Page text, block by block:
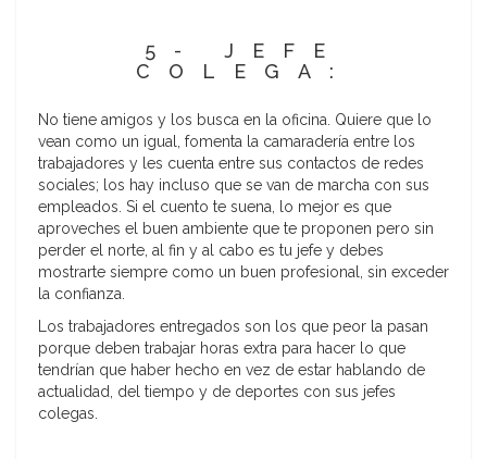
5- JEFE
COLEGA:
No tiene amigos y los busca en la oficina. Quiere que lo
vean como un igual, fomenta la camaradería entre los
trabajadores y les cuenta entre sus contactos de redes
sociales; los hay incluso que se van de marcha con sus
empleados. Si el cuento te suena, lo mejor es que
aproveches el buen ambiente que te proponen pero sin
perder el norte, al fin y al cabo es tu jefe y debes
mostrarte siempre como un buen profesional, sin exceder
la confianza.
Los trabajadores entregados son los que peor la pasan
porque deben trabajar horas extra para hacer lo que
tendrían que haber hecho en vez de estar hablando de
actualidad, del tiempo y de deportes con sus jefes
colegas.